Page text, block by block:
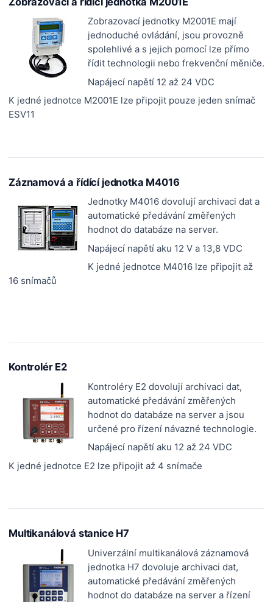
Zobrazovací jednotky M2001E mají
jednoduché ovládání, jsou provozně
spolehlivé a s jejich pomocí lze přímo
řídit technologii nebo frekvenční měniče.
Napájecí napětí 12 až 24 VDC
K jedné jednotce M2001E lze připojit pouze jeden snímač
ESV11
Záznamová a řídící jednotka M4016
Jednotky M4016 dovolují archivaci dat a
automatické předávání změřených
hodnot do databáze na server.
Napájecí napětí aku 12 V a 13,8 VDC
K jedné jednotce M4016 lze připojit až
16 snímačů
Kontrolér E2
Kontroléry E2 dovolují archivaci dat,
automatické předávání změřených
hodnot do databáze na server a jsou
určené pro řízení návazné technologie.
Napájecí napětí aku 12 až 24 VDC
K jedné jednotce E2 lze připojit až 4 snímače
Multikanálová stanice H7
Univerzální multikanálová záznamová
jednotka H7 dovoluje archivaci dat,
automatické předávání změřených
hodnot do databáze na server a řízení